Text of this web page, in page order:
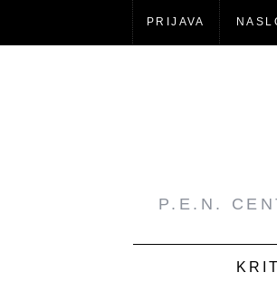
PRIJAVA
P.E.N.